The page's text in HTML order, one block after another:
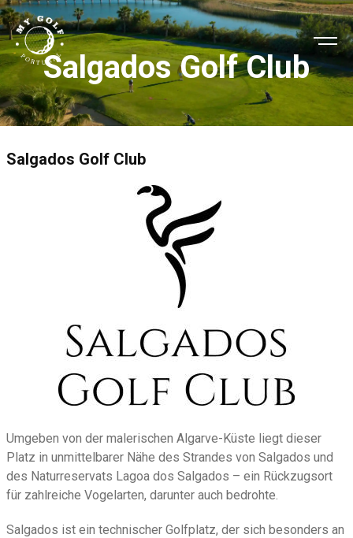
Salgados Golf Club
Salgados Golf Club
Umgeben von der malerischen Algarve-Küste liegt dieser
Platz in unmittelbarer Nähe des Strandes von Salgados und
des Naturreservats Lagoa dos Salgados – ein Rückzugsort
für zahlreiche Vogelarten, darunter auch bedrohte.
Salgados ist ein technischer Golfplatz, der sich besonders an